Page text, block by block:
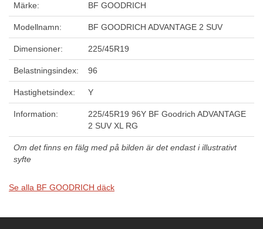
Märke: BF GOODRICH
Modellnamn: BF GOODRICH ADVANTAGE 2 SUV
Dimensioner: 225/45R19
Belastningsindex: 96
Hastighetsindex: Y
Information:
225/45R19 96Y BF Goodrich ADVANTAGE
2 SUV XL RG
Om det finns en fälg med på bilden är det endast i illustrativt
syfte
Se alla BF GOODRICH däck